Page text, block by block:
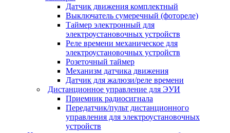
Датчик движения комплектный
Выключатель сумеречный (фотореле)
Таймер электронный для
электроустановочных устройств
Реле времени механическое для
электроустановочных устройств
Розеточный таймер
Механизм датчика движения
Датчик для жалюзи/реле времени
Дистанционное управление для ЭУИ
Приемник радиосигнала
Передатчик/пульт дистанционного
управления для электроустановочных
устройств